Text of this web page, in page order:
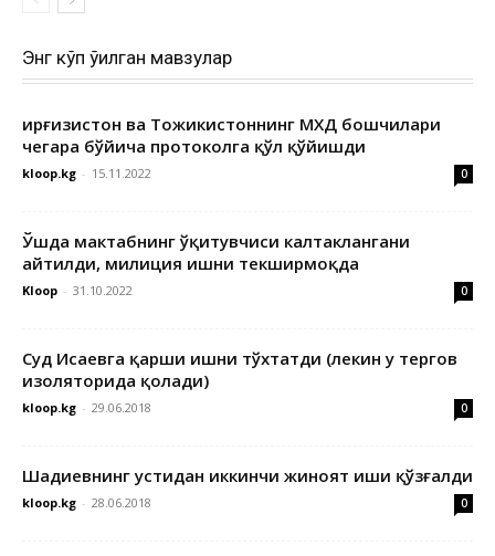
Энг кўп ўқилган мавзулар
Қирғизистон ва Тожикистоннинг МХДҚ бошчилари
чегара бўйича протоколга қўл қўйишди
kloop.kg - 15.11.2022 0
Ўшда мактабнинг ўқитувчиси калтаклангани
айтилди, милиция ишни текширмоқда
Kloop - 31.10.2022 0
Суд Исаевга қарши ишни тўхтатди (лекин у тергов
изоляторида қолади)
kloop.kg - 29.06.2018 0
Шадиевнинг устидан иккинчи жиноят иши қўзғалди
kloop.kg - 28.06.2018 0